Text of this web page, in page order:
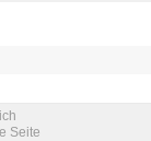
Seite